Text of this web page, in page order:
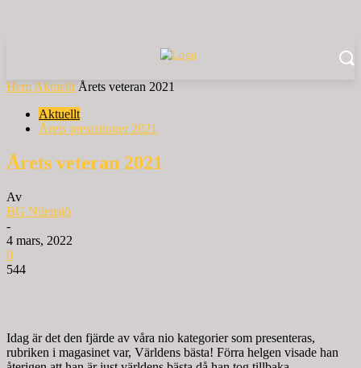
Hem Aktuellt Årets veteran 2021
Aktuellt
Årets prestationer 2021
Årets veteran 2021
Av
BG Nilensjö
-
4 mars, 2022
0
544
Idag är det den fjärde av våra nio kategorier som presenteras,
rubriken i magasinet var, Världens bästa! Förra helgen visade han